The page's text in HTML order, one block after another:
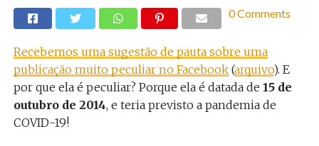
0 Comments
Recebemos uma sugestão de pauta sobre uma
publicação muito peculiar no Facebook(arquivo). E
por que ela é peculiar? Porque ela é datada de 15 de
outubro de 2014, e teria previsto a pandemia de
COVID-19!